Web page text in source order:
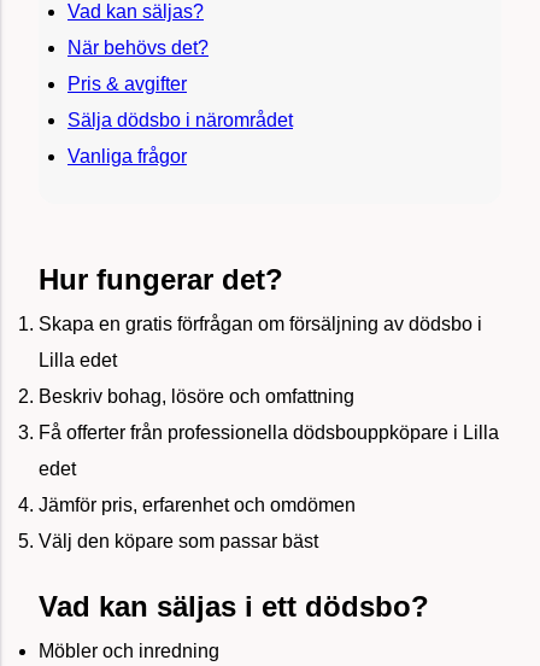
Vad kan säljas?
När behövs det?
Pris & avgifter
Sälja dödsbo i närområdet
Vanliga frågor
Hur fungerar det?
Skapa en gratis förfrågan om försäljning av dödsbo i
Lilla edet
Beskriv bohag, lösöre och omfattning
Få offerter från professionella dödsbouppköpare i Lilla
edet
Jämför pris, erfarenhet och omdömen
Välj den köpare som passar bäst
Vad kan säljas i ett dödsbo?
Möbler och inredning